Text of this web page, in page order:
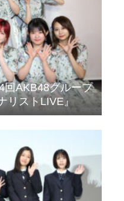
回AKB48グループ
リストLIVE』